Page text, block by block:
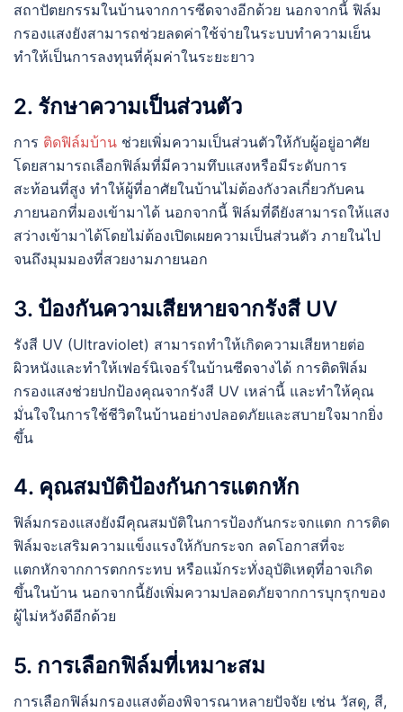
สถาปัตยกรรมในบ้านจากการซีดจางอีกด้วย นอกจากนี้ ฟิล์ม
กรองแสงยังสามารถช่วยลดค่าใช้จ่ายในระบบทำความเย็น
ทำให้เป็นการลงทุนที่คุ้มค่าในระยะยาว
2. รักษาความเป็นส่วนตัว
การ ติดฟิล์มบ้าน ช่วยเพิ่มความเป็นส่วนตัวให้กับผู้อยู่อาศัย
โดยสามารถเลือกฟิล์มที่มีความทึบแสงหรือมีระดับการ
สะท้อนที่สูง ทำให้ผู้ที่อาศัยในบ้านไม่ต้องกังวลเกี่ยวกับคน
ภายนอกที่มองเข้ามาได้ นอกจากนี้ ฟิล์มที่ดียังสามารถให้แสง
สว่างเข้ามาได้โดยไม่ต้องเปิดเผยความเป็นส่วนตัว ภายในไป
จนถึงมุมมองที่สวยงามภายนอก
3. ป้องกันความเสียหายจากรังสี UV
รังสี UV (Ultraviolet) สามารถทำให้เกิดความเสียหายต่อ
ผิวหนังและทำให้เฟอร์นิเจอร์ในบ้านซีดจางได้ การติดฟิล์ม
กรองแสงช่วยปกป้องคุณจากรังสี UV เหล่านี้ และทำให้คุณ
มั่นใจในการใช้ชีวิตในบ้านอย่างปลอดภัยและสบายใจมากยิ่ง
ขึ้น
4. คุณสมบัติป้องกันการแตกหัก
ฟิล์มกรองแสงยังมีคุณสมบัติในการป้องกันกระจกแตก การติด
ฟิล์มจะเสริมความแข็งแรงให้กับกระจก ลดโอกาสที่จะ
แตกหักจากการตกกระทบ หรือแม้กระทั่งอุบัติเหตุที่อาจเกิด
ขึ้นในบ้าน นอกจากนี้ยังเพิ่มความปลอดภัยจากการบุกรุกของ
ผู้ไม่หวังดีอีกด้วย
5. การเลือกฟิล์มที่เหมาะสม
การเลือกฟิล์มกรองแสงต้องพิจารณาหลายปัจจัย เช่น วัสดุ, สี,